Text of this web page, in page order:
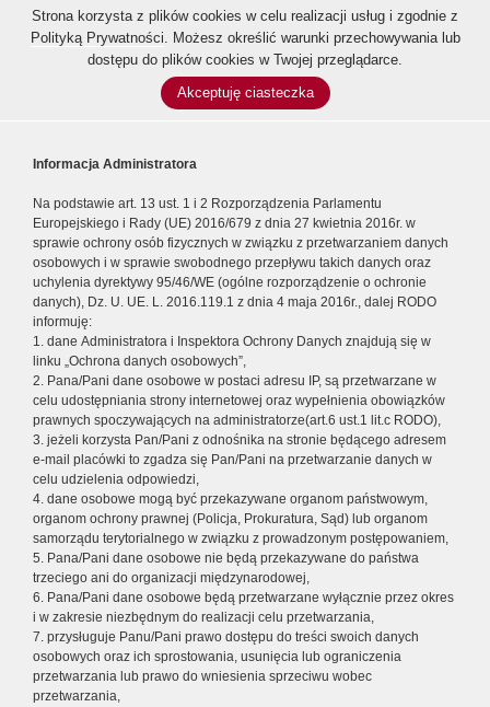
Strona korzysta z plików cookies w celu realizacji usług i zgodnie z
Polityką Prywatności. Możesz określić warunki przechowywania lub
dostępu do plików cookies w Twojej przeglądarce.
Akceptuję ciasteczka
Informacja Administratora
Na podstawie art. 13 ust. 1 i 2 Rozporządzenia Parlamentu
Europejskiego i Rady (UE) 2016/679 z dnia 27 kwietnia 2016r. w
sprawie ochrony osób fizycznych w związku z przetwarzaniem danych
osobowych i w sprawie swobodnego przepływu takich danych oraz
uchylenia dyrektywy 95/46/WE (ogólne rozporządzenie o ochronie
danych), Dz. U. UE. L. 2016.119.1 z dnia 4 maja 2016r., dalej RODO
informuję:
1. dane Administratora i Inspektora Ochrony Danych znajdują się w
linku „Ochrona danych osobowych”,
2. Pana/Pani dane osobowe w postaci adresu IP, są przetwarzane w
celu udostępniania strony internetowej oraz wypełnienia obowiązków
prawnych spoczywających na administratorze(art.6 ust.1 lit.c RODO),
3. jeżeli korzysta Pan/Pani z odnośnika na stronie będącego adresem
e-mail placówki to zgadza się Pan/Pani na przetwarzanie danych w
celu udzielenia odpowiedzi,
4. dane osobowe mogą być przekazywane organom państwowym,
organom ochrony prawnej (Policja, Prokuratura, Sąd) lub organom
samorządu terytorialnego w związku z prowadzonym postępowaniem,
5. Pana/Pani dane osobowe nie będą przekazywane do państwa
trzeciego ani do organizacji międzynarodowej,
6. Pana/Pani dane osobowe będą przetwarzane wyłącznie przez okres
i w zakresie niezbędnym do realizacji celu przetwarzania,
7. przysługuje Panu/Pani prawo dostępu do treści swoich danych
osobowych oraz ich sprostowania, usunięcia lub ograniczenia
przetwarzania lub prawo do wniesienia sprzeciwu wobec
przetwarzania,